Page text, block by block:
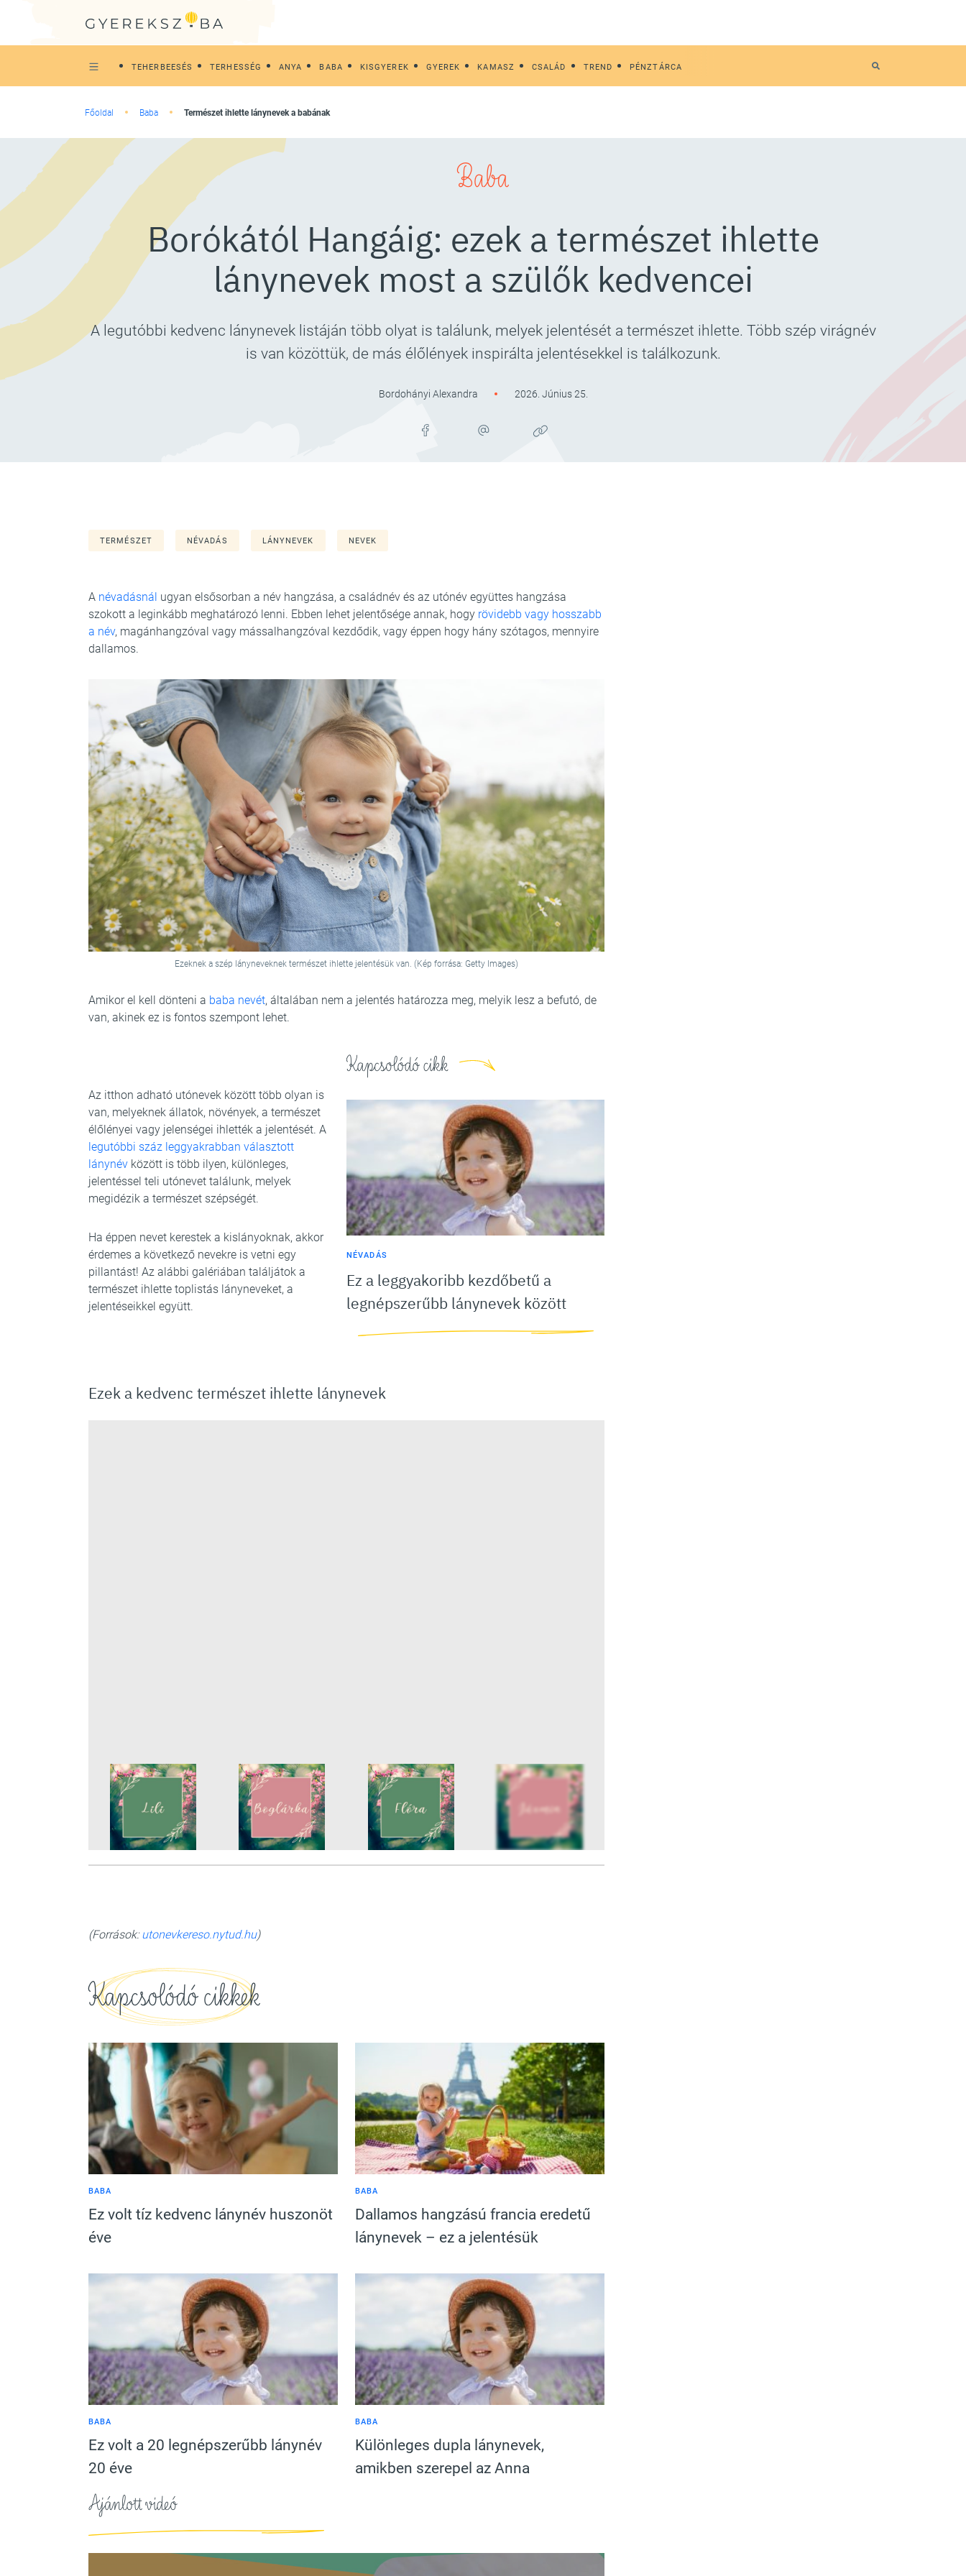
TEHERBEESÉS TERHESSÉG ANYA BABA KISGYEREK GYEREK KAMASZ CSALÁD TREND PÉNZTÁRCA
Főoldal Baba Természet ihlette lánynevek a babának
Baba
Borókától Hangáig: ezek a természet ihlette
lánynevek most a szülők kedvencei
A legutóbbi kedvenc lánynevek listáján több olyat is találunk, melyek jelentését a természet ihlette. Több szép virágnév
is van közöttük, de más élőlények inspirálta jelentésekkel is találkozunk.
Bordohányi Alexandra 2026. Június 25.
TERMÉSZET NÉVADÁS LÁNYNEVEK NEVEK
A névadásnál ugyan elsősorban a név hangzása, a családnév és az utónév együttes hangzása
szokott a leginkább meghatározó lenni. Ebben lehet jelentősége annak, hogy rövidebb vagy hosszabb
a név, magánhangzóval vagy mássalhangzóval kezdődik, vagy éppen hogy hány szótagos, mennyire
dallamos.
Ezeknek a szép lányneveknek természet ihlette jelentésük van. (Kép forrása: Getty Images)
Amikor el kell dönteni a baba nevét, általában nem a jelentés határozza meg, melyik lesz a befutó, de
van, akinek ez is fontos szempont lehet.
Kapcsolódó cikk
NÉVADÁS
Ez a leggyakoribb kezdőbetű a
legnépszerűbb lánynevek között
Az itthon adható utónevek között több olyan is
van, melyeknek állatok, növények, a természet
élőlényei vagy jelenségei ihlették a jelentését. A
legutóbbi száz leggyakrabban választott
lánynév között is több ilyen, különleges,
jelentéssel teli utónevet találunk, melyek
megidézik a természet szépségét.
Ha éppen nevet kerestek a kislányoknak, akkor
érdemes a következő nevekre is vetni egy
pillantást! Az alábbi galériában találjátok a
természet ihlette toplistás lányneveket, a
jelentéseikkel együtt.
Ezek a kedvenc természet ihlette lánynevek
(Források:utonevkereso.nytud.hu)
Kapcsolódó cikkek
BABA
Ez volt tíz kedvenc lánynév huszonöt
éve
BABA
Dallamos hangzású francia eredetű
lánynevek – ez a jelentésük
BABA
Ez volt a 20 legnépszerűbb lánynév
20 éve
BABA
Különleges dupla lánynevek,
amikben szerepel az Anna
Ajánlott videó